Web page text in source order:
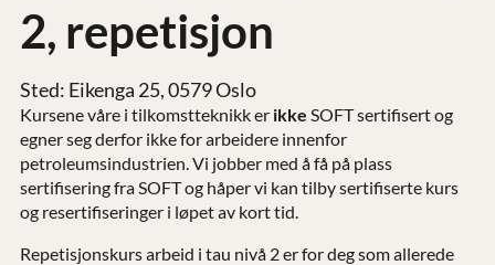
2, repetisjon
Sted: Eikenga 25, 0579 Oslo
Kursene våre i tilkomstteknikk er ikke SOFT sertifisert og
egner seg derfor ikke for arbeidere innenfor
petroleumsindustrien. Vi jobber med å få på plass
sertifisering fra SOFT og håper vi kan tilby sertifiserte kurs
og resertifiseringer i løpet av kort tid.
Repetisjonskurs arbeid i tau nivå 2 er for deg som allerede